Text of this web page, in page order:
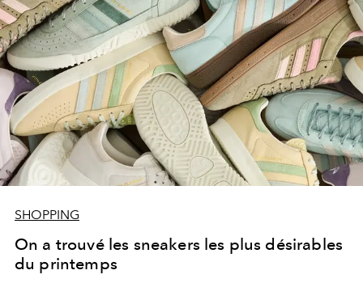
SHOPPING
On a trouvé les sneakers les plus désirables
du printemps